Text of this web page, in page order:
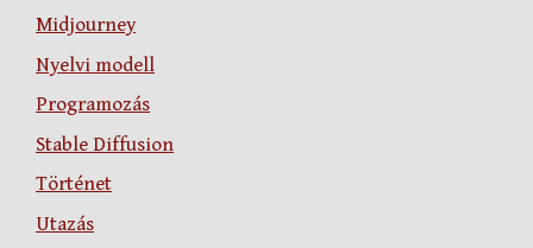
Midjourney
Nyelvi modell
Programozás
Stable Diffusion
Történet
Utazás